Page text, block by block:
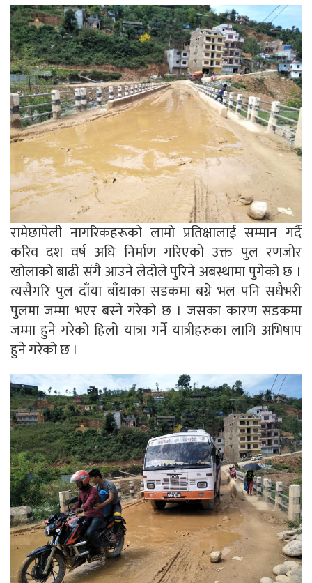
रामेछापेली नागरिकहरूको लामो प्रतिक्षालाई सम्मान गर्दै
करिव दश वर्ष अघि निर्माण गरिएको उक्त पुल रणजोर
खोलाको बाढी संगै आउने लेदोले पुरिने अबस्थामा पुगेको छ ।
त्यसैगरि पुल दाँया बाँयाका सडकमा बग्ने भल पनि सधैभरी
पुलमा जम्मा भएर बस्ने गरेको छ । जसका कारण सडकमा
जम्मा हुने गरेको हिलो यात्रा गर्ने यात्रीहरुका लागि अभिषाप
हुने गरेको छ ।